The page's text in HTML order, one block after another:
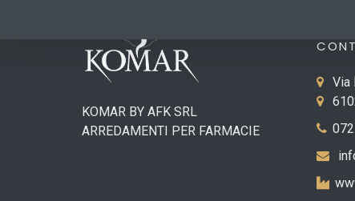
KOMAR BY AFK SRL
ARREDAMENTI PER FARMACIE
Via